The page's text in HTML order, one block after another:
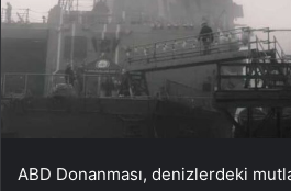
ABD Donanması, denizlerdeki